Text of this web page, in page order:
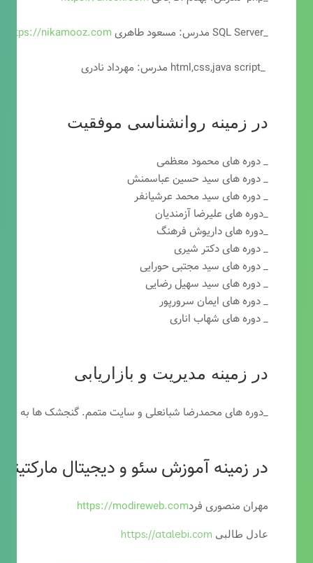
_SQL Server مدرس: مسعود طاهری
https://nikamooz.com
_html,css,java script مدرس: مهرداد نادری
در زمینه روانشناسی موفقیت
_ دوره های محمود معظمی
_ دوره های سید حسین عباسمنش
_ دوره های سید محمد عرشیانفر
_دوره های علیرضا آزمندیان
_دوره های داریوش فرهنگ
_ دوره های دکتر شیری
_ دوره های سید مجتبی حورایی
_ دوره های سید سهیل رضایی
_ دوره های ایمان سرورپور
_ دوره های شهاب اناری
در زمینه مدیریت و بازاریابی
_دوره های محمدرضا شبانعلی و سایت متمم. گنجشک ها به
در زمینه آموزش سئو و دیجیتال
مهران منصوری فردhttps://modireweb.com
عادل طالبی https://atalebi.com